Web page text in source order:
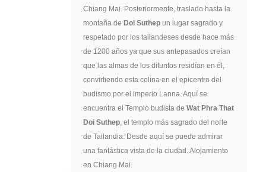
Chiang Mai. Posteriormente, traslado hasta la
montaña de Doi Suthep un lugar sagrado y
respetado por los tailandeses desde hace más
de 1200 años ya que sus antepasados creían
que las almas de los difuntos residían en él,
convirtiendo esta colina en el epicentro del
budismo por el imperio Lanna. Aquí se
encuentra el Templo budista de Wat Phra That
Doi Suthep, el templo más sagrado del norte
de Tailandia. Desde aquí se puede admirar
una fantástica vista de la ciudad. Alojamiento
en Chiang Mai.